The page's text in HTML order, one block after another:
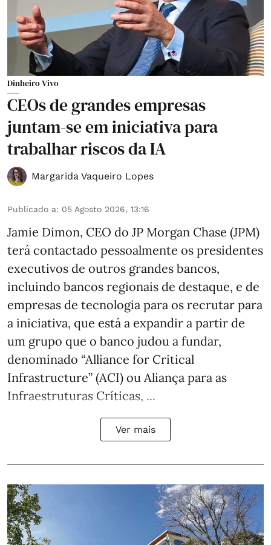
Dinheiro Vivo
CEOs de grandes empresas
juntam-se em iniciativa para
trabalhar riscos da IA
Margarida Vaqueiro Lopes
Publicado a: 05 Agosto 2026, 13:16
Jamie Dimon, CEO do JP Morgan Chase (JPM)
terá contactado pessoalmente os presidentes
executivos de outros grandes bancos,
incluindo bancos regionais de destaque, e de
empresas de tecnologia para os recrutar para
a iniciativa, que está a expandir a partir de
um grupo que o banco judou a fundar,
denominado “Alliance for Critical
Infrastructure” (ACI) ou Aliança para as
Infraestruturas Críticas, ...
Ver mais